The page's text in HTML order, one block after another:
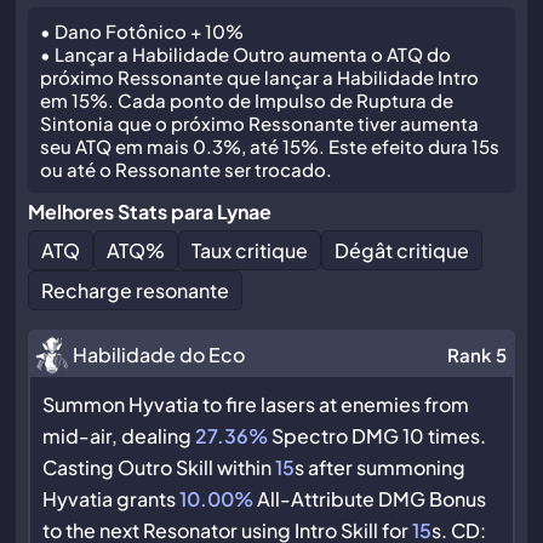
• Dano Fotônico + 10%
• Lançar a Habilidade Outro aumenta o ATQ do
próximo Ressonante que lançar a Habilidade Intro
em 15%. Cada ponto de Impulso de Ruptura de
Sintonia que o próximo Ressonante tiver aumenta
seu ATQ em mais 0.3%, até 15%. Este efeito dura 15s
ou até o Ressonante ser trocado.
Melhores Stats para Lynae
ATQ
ATQ% Taux critique
Dégât critique
Recharge resonante
Habilidade do Eco Rank 5
Summon Hyvatia to fire lasers at enemies from
mid-air, dealing 27.36%Spectro DMG 10 times.
Casting Outro Skill within15s after summoning
Hyvatia grants10.00%All-Attribute DMG Bonus
to the next Resonator using Intro Skill for15s. CD: